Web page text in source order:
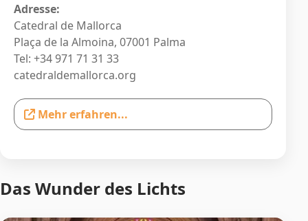
Adresse:
Catedral de Mallorca
Plaça de la Almoina, 07001 Palma
Tel: +34 971 71 31 33
catedraldemallorca.org
Mehr erfahren...
Das Wunder des Lichts